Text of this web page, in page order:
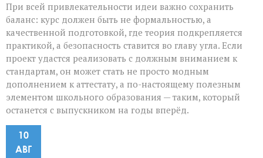
При всей привлекательности идеи важно сохранить
баланс: курс должен быть не формальностью, а
качественной подготовкой, где теория подкрепляется
практикой, а безопасность ставится во главу угла. Если
проект удастся реализовать с должным вниманием к
стандартам, он может стать не просто модным
дополнением к аттестату, а по-настоящему полезным
элементом школьного образования — таким, который
останется с выпускником на годы вперёд.
10
АВГ